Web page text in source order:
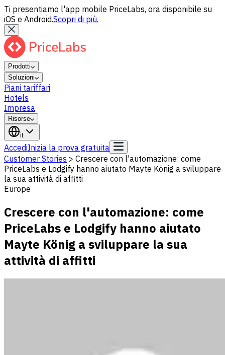
Ti presentiamo l'app mobile PriceLabs, ora disponibile su
iOS e Android.Scopri di più.
Prodotti
Soluzioni
Piani tariffari
Hotels
Impresa
Risorse
it
AccediInizia la prova gratuita
Customer Stories > Crescere con l'automazione: come
PriceLabs e Lodgify hanno aiutato Mayte König a sviluppare
la sua attività di affitti
Europe
Crescere con l'automazione: come
PriceLabs e Lodgify hanno aiutato
Mayte König a sviluppare la sua
attività di affitti